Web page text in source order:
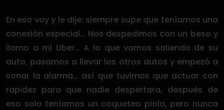
En eso voy y le dije: siempre supe que teníamos una
conexión especial… Nos despedimos con un beso y
llamo a mi Uber… A lo que vamos saliendo de su
auto, pasamos a llevar los otros autos y empezó a
sonar la alarma… así que tuvimos que actuar con
rapidez para que nadie despertara, después de
eso solo teníamos un coqueteo piola, pero nunca